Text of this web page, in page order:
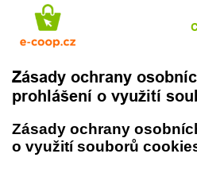
Zásady ochrany
prohlášení o využití
Zásady ochrany
o využití souborů